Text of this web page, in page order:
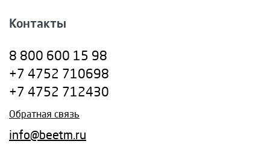
Контакты
8 800 600 15 98
+7 4752 710698
+7 4752 712430
Обратная связь
info@beetm.ru